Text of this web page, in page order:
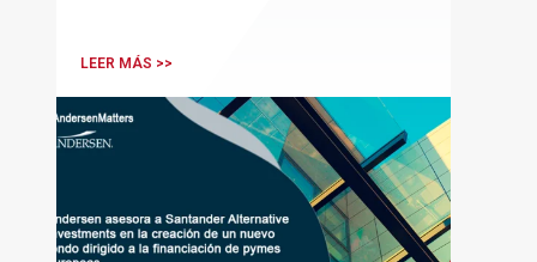
procesos estratégicos de M&A
LEER MÁS >>